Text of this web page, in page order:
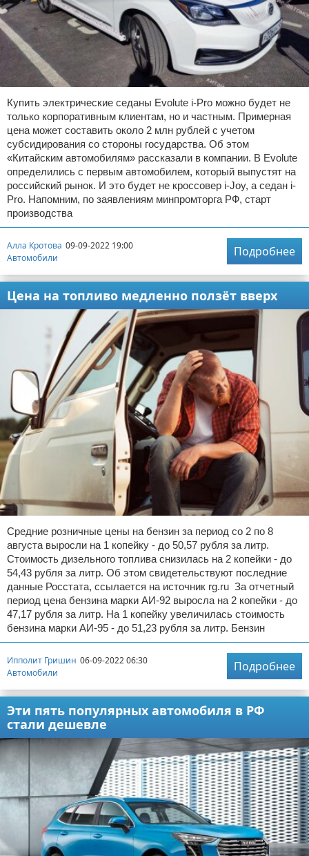
Купить электрические седаны Evolute i-Pro можно будет не
только корпоративным клиентам, но и частным. Примерная
цена может составить около 2 млн рублей с учетом
субсидирования со стороны государства. Об этом
«Китайским автомобилям» рассказали в компании. В Evolute
определились с первым автомобилем, который выпустят на
российский рынок. И это будет не кроссовер i-Joy, а седан i-
Pro. Напомним, по заявлениям минпромторга РФ, старт
производства
Алла Кротова 09-09-2022 19:00
Автомобили
Подробнее
Цена на топливо медленно ползёт вверх
Средние розничные цены на бензин за период со 2 по 8
августа выросли на 1 копейку - до 50,57 рубля за литр.
Стоимость дизельного топлива снизилась на 2 копейки - до
54,43 рубля за литр. Об этом свидетельствуют последние
данные Росстата, ссылается на источник rg.ru За отчетный
период цена бензина марки АИ-92 выросла на 2 копейки - до
47,17 рубля за литр. На 1 копейку увеличилась стоимость
бензина марки АИ-95 - до 51,23 рубля за литр. Бензин
Ипполит Гришин 06-09-2022 06:30
Автомобили
Подробнее
Эти пять популярных автомобиля в РФ
стали дешевле